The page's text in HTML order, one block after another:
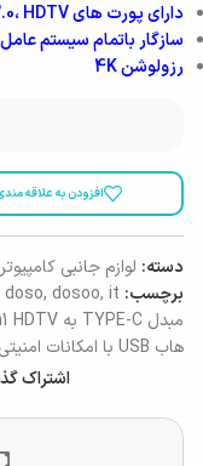
دارای پورت های LAN،TYPE-C، USB3.0، HDTV
سازگار باتمام سیستم
رزولوشن 4K
افزودن به علاقه
دسته: لوازم جانبی کامپیوتر
برچسب:
doso, dosoo, it
مبدل TYPE-C به 4in1 HDTV
هاب USB با امکانات امنیتی برای محافظت از داده‌ها
اشتراک